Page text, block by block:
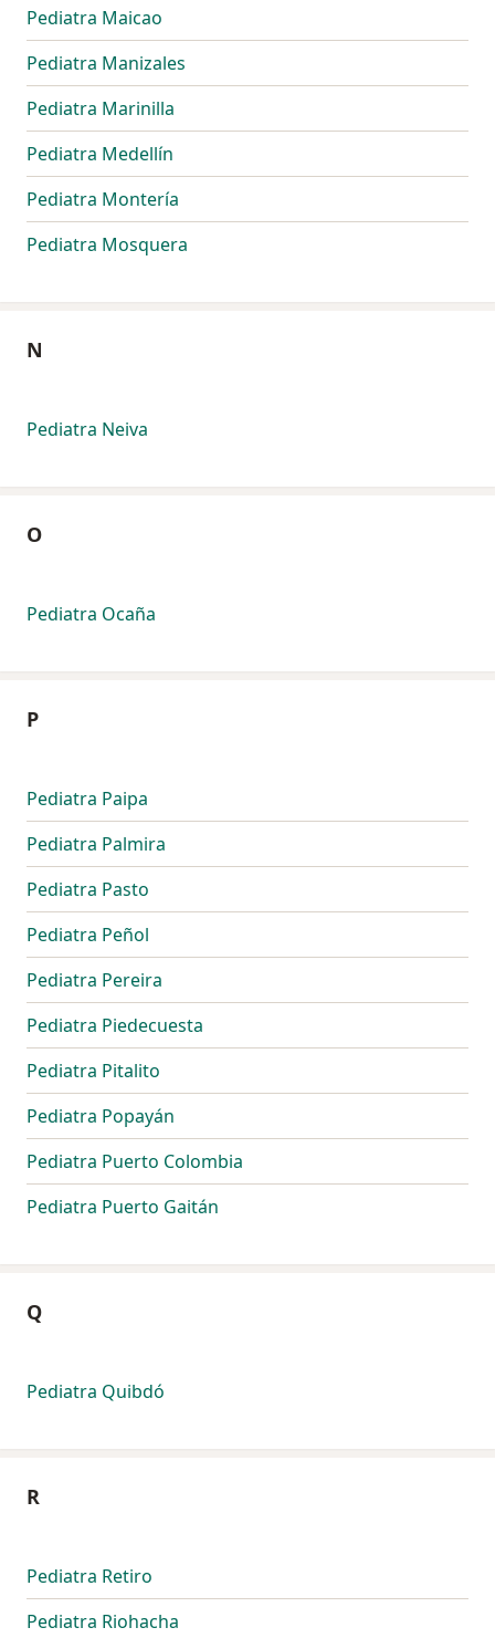
Pediatra Maicao
Pediatra Manizales
Pediatra Marinilla
Pediatra Medellín
Pediatra Montería
Pediatra Mosquera
N
Pediatra Neiva
O
Pediatra Ocaña
P
Pediatra Paipa
Pediatra Palmira
Pediatra Pasto
Pediatra Peñol
Pediatra Pereira
Pediatra Piedecuesta
Pediatra Pitalito
Pediatra Popayán
Pediatra Puerto Colombia
Pediatra Puerto Gaitán
Q
Pediatra Quibdó
R
Pediatra Retiro
Pediatra Riohacha